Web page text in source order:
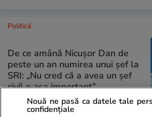
Politică
De ce amână Nicușor Dan de
peste un an numirea unui șef la
SRI: „Nu cred că a avea un şef
civil e așa important”
Nouă ne pasă ca datele tale
confidențiale